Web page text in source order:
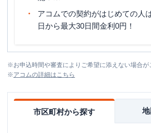
アコムでの契約がはじめての人
日から最大30日間金利0円！
※お申込時間や審査によりご希望に添えない場合が
※アコムの詳細はこちら
市区町村から探す